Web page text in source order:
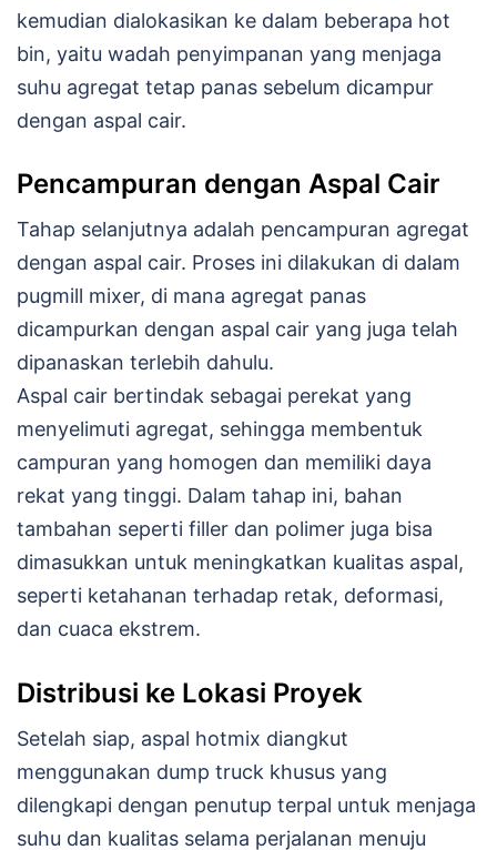
kemudian dialokasikan ke dalam beberapa hot
bin, yaitu wadah penyimpanan yang menjaga
suhu agregat tetap panas sebelum dicampur
dengan aspal cair.
Pencampuran dengan Aspal Cair
Tahap selanjutnya adalah pencampuran agregat
dengan aspal cair. Proses ini dilakukan di dalam
pugmill mixer, di mana agregat panas
dicampurkan dengan aspal cair yang juga telah
dipanaskan terlebih dahulu.
Aspal cair bertindak sebagai perekat yang
menyelimuti agregat, sehingga membentuk
campuran yang homogen dan memiliki daya
rekat yang tinggi. Dalam tahap ini, bahan
tambahan seperti filler dan polimer juga bisa
dimasukkan untuk meningkatkan kualitas aspal,
seperti ketahanan terhadap retak, deformasi,
dan cuaca ekstrem.
Distribusi ke Lokasi Proyek
Setelah siap, aspal hotmix diangkut
menggunakan dump truck khusus yang
dilengkapi dengan penutup terpal untuk menjaga
suhu dan kualitas selama perjalanan menuju